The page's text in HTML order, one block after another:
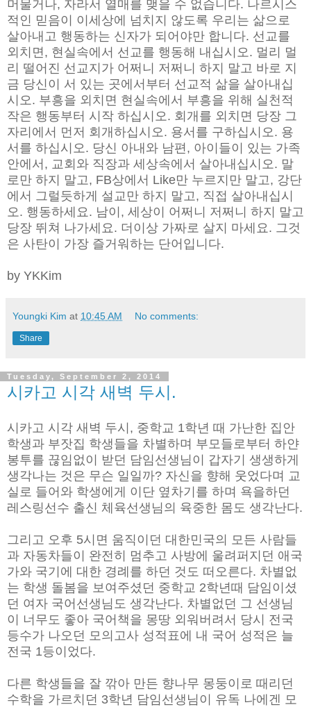
머물거나, 자라서 열매를 맺을 수 없습니다. 나르시스
적인 믿음이 이세상에 넘치지 않도록 우리는 삶으로
살아내고 행동하는 신자가 되어야만 합니다. 선교를
외치면, 현실속에서 선교를 행동해 내십시오. 멀리 멀
리 떨어진 선교지가 어쩌니 저쩌니 하지 말고 바로 지
금 당신이 서 있는 곳에서부터 선교적 삶을 살아내십
시오. 부흥을 외치면 현실속에서 부흥을 위해 실천적
작은 행동부터 시작 하십시오. 회개를 외치면 당장 그
자리에서 먼저 회개하십시오. 용서를 구하십시오. 용
서를 하십시오. 당신 아내와 남편, 아이들이 있는 가족
안에서, 교회와 직장과 세상속에서 살아내십시오. 말
로만 하지 말고, FB상에서 Like만 누르지만 말고, 강단
에서 그럴듯하게 설교만 하지 말고, 직접 살아내십시
오. 행동하세요. 남이, 세상이 어쩌니 저쩌니 하지 말고
당장 뛰쳐 나가세요. 더이상 가짜로 살지 마세요. 그것
은 사탄이 가장 즐거워하는 단어입니다.
by YKKim
Youngki Kim at 10:45 AM No comments:
Share
Tuesday, September 2, 2014
시카고 시각 새벽 두시.
시카고 시각 새벽 두시, 중학교 1학년 때 가난한 집안
학생과 부잣집 학생들을 차별하며 부모들로부터 하얀
봉투를 끊임없이 받던 담임선생님이 갑자기 생생하게
생각나는 것은 무슨 일일까? 자신을 향해 웃었다며 교
실로 들어와 학생에게 이단 옆차기를 하며 욕을하던
레스링선수 출신 체육선생님의 육중한 몸도 생각난다.
그리고 오후 5시면 움직이던 대한민국의 모든 사람들
과 자동차들이 완전히 멈추고 사방에 울려퍼지던 애국
가와 국기에 대한 경례를 하던 것도 떠오른다. 차별없
는 학생 돌봄을 보여주셨던 중학교 2학년때 담임이셨
던 여자 국어선생님도 생각난다. 차별없던 그 선생님
이 너무도 좋아 국어책을 몽땅 외워버려서 당시 전국
등수가 나오던 모의고사 성적표에 내 국어 성적은 늘
전국 1등이었다.
다른 학생들을 잘 깎아 만든 향나무 몽둥이로 때리던
수학을 가르치던 3학년 담임선생님이 유독 나에겐 모